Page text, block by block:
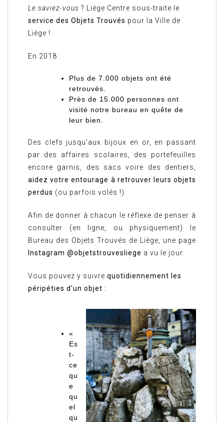
Le saviez-vous ? Liège Centre sous-traite le
service des Objets Trouvés pour la Ville de
Liège !
En 2018 :
Plus de 7.000 objets ont été
retrouvés.
Près de 15.000 personnes ont
visité notre bureau en quête de
leur bien.
Des clefs jusqu’aux bijoux en or, en passant
par des affaires scolaires, des portefeuilles
encore garnis, des sacs voire des dentiers,
aidez votre entourage à retrouver leurs objets
perdus (ou parfois volés !)
Afin de donner à chacun le réflexe de penser à
consulter (en ligne, ou physiquement) le
Bureau des Objets Trouvés de Liège, une page
Instagram @objetstrouvesliege a vu le jour.
Vous pouvez y suivre quotidiennement les
péripéties d’un objet :
«
Es
t-
ce
qu
e
qu
el
qu